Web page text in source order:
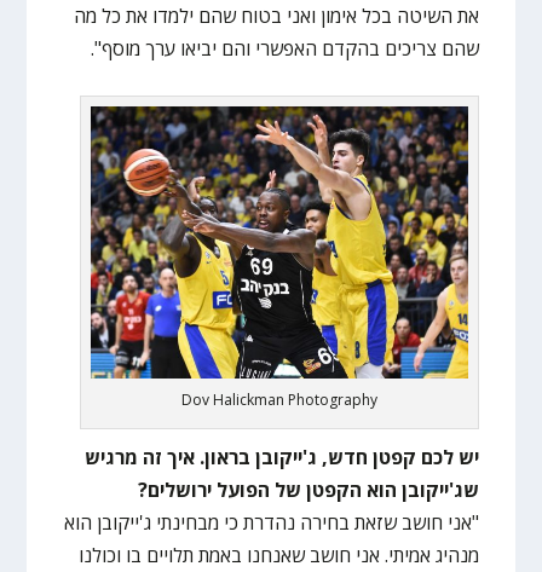
את השיטה בכל אימון ואני בטוח שהם ילמדו את כל מה
שהם צריכים בהקדם האפשרי והם יביאו ערך מוסף".
Dov Halickman Photography
יש לכם קפטן חדש, ג'ייקובן בראון. איך זה מרגיש
שג'ייקובן הוא הקפטן של הפועל ירושלים?
"אני חושב שזאת בחירה נהדרת כי מבחינתי ג'ייקובן הוא
מנהיג אמיתי. אני חושב שאנחנו באמת תלויים בו וכולנו